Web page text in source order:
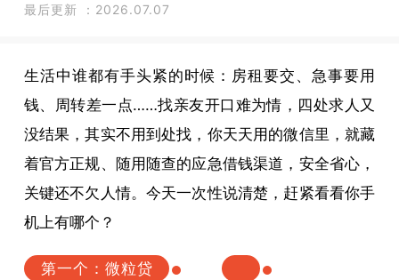
最后更新 ：2026.07.07
生活中谁都有手头紧的时候：房租要交、急事要用
钱、周转差一点……找亲友开口难为情，四处求人又
没结果，其实不用到处找，你天天用的微信里，就藏
着官方正规、随用随查的应急借钱渠道，安全省心，
关键还不欠人情。今天一次性说清楚，赶紧看看你手
机上有哪个？
第一个：微粒贷